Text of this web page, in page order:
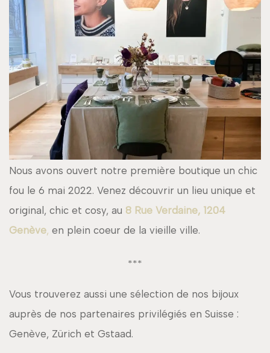
Nous avons ouvert notre première boutique un chic
fou le 6 mai 2022. Venez découvrir un lieu unique et
original, chic et cosy, au 8 Rue Verdaine, 1204
Genève, en plein coeur de la vieille ville.
***
Vous trouverez aussi une sélection de nos bijoux
auprès de nos partenaires privilégiés en Suisse :
Genève, Zürich et Gstaad.